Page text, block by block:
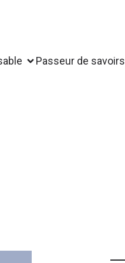
Passeur de savoirs